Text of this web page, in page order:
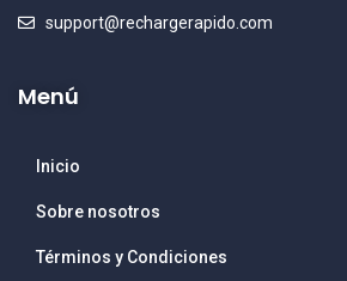
support@rechargerapido.com
Menú
Inicio
Sobre nosotros
Términos y Condiciones